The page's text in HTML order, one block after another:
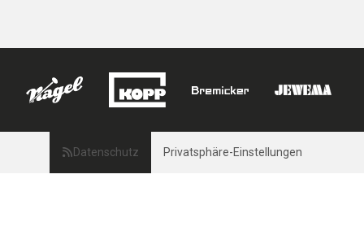
Datenschutz Privatsphäre-Einstellungen